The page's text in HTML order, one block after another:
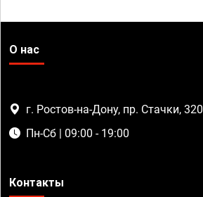
О нас
г. Ростов-на-Дону, пр. Стачки, 320
Пн-Сб | 09:00 - 19:00
Контакты